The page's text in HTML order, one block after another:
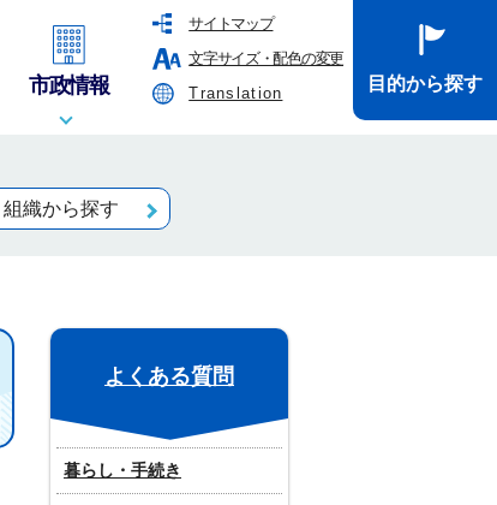
サイトマップ
文字サイズ・配色の変更
Translation
市政情報 目的から探す
組織から探す
よくある質問
暮らし・手続き